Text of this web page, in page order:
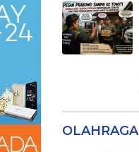
OLAHRAGA